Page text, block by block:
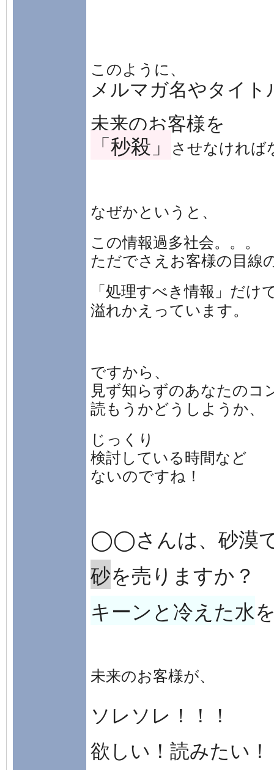
このように、
メルマガ名やタイト
未来のお客様を
「秒殺」 させなければ
なぜかというと、
この情報過多社会。。。
ただでさえお客様の目線
「処理すべき情報」だけ
溢れかえっています。
ですから、
見ず知らずのあなたのコ
読もうかどうしようか、
じっくり
検討している時間など
ないのですね！
◯◯さんは、砂漠
砂を売りますか？
キーンと冷えた水
未来のお客様が、
ソレソレ！！！
欲しい！読みたい！